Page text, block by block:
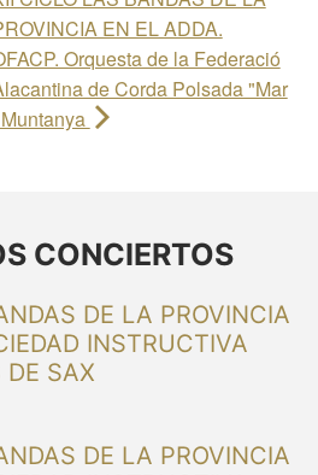
EN EL ADDA.
Orquesta de la Federació
de Corda Polsada "Mar
CONCIERTOS
DE LA PROVINCIA
INSTRUCTIVA
SAX
DE LA PROVINCIA